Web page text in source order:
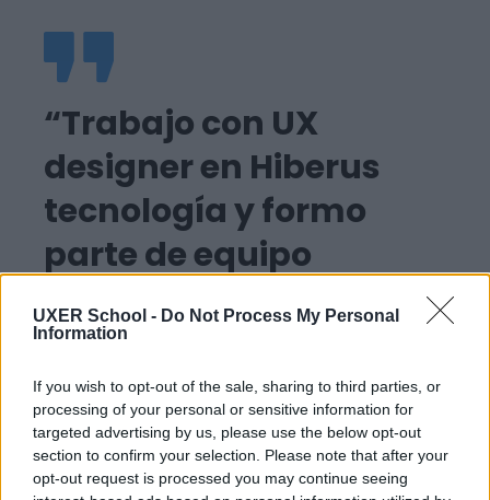
UXER School - Do Not Process My Personal
Information
If you wish to opt-out of the sale, sharing to third parties, or
processing of your personal or sensitive information for
targeted advertising by us, please use the below opt-out
section to confirm your selection. Please note that after your
opt-out request is processed you may continue seeing
“Trabajo con UX
designer en Hiberus
tecnología y formo
parte de equipo
especializado en UX
writing, así que pongo
en práctica lo
aprendido todos los
días”